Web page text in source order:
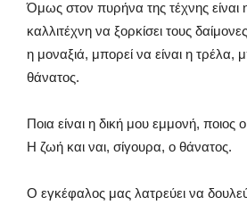
Όμως στον πυρήνα της τέχνης είναι
καλλιτέχνη να ξορκίσει τους
η μοναξιά, μπορεί να είναι η τρέλα,
θάνατος.
Ποια είναι η δική μου εμμονή, ποιος
Η ζωή και ναι, σίγουρα, ο θάνατος.
Ο εγκέφαλος μας λατρεύει να